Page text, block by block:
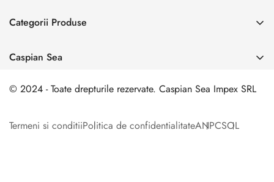
Creaza cont
Autentificare cont
Contact
Categorii Produse
Incaltaminte Dama
Incaltaminte Barbati
Genti & Accesorii
Caspian Sea
© 2024 - Toate drepturile rezervate. Caspian Sea Impex SRL
Termeni si conditiiPolitica de confidentialitateANPCSOL